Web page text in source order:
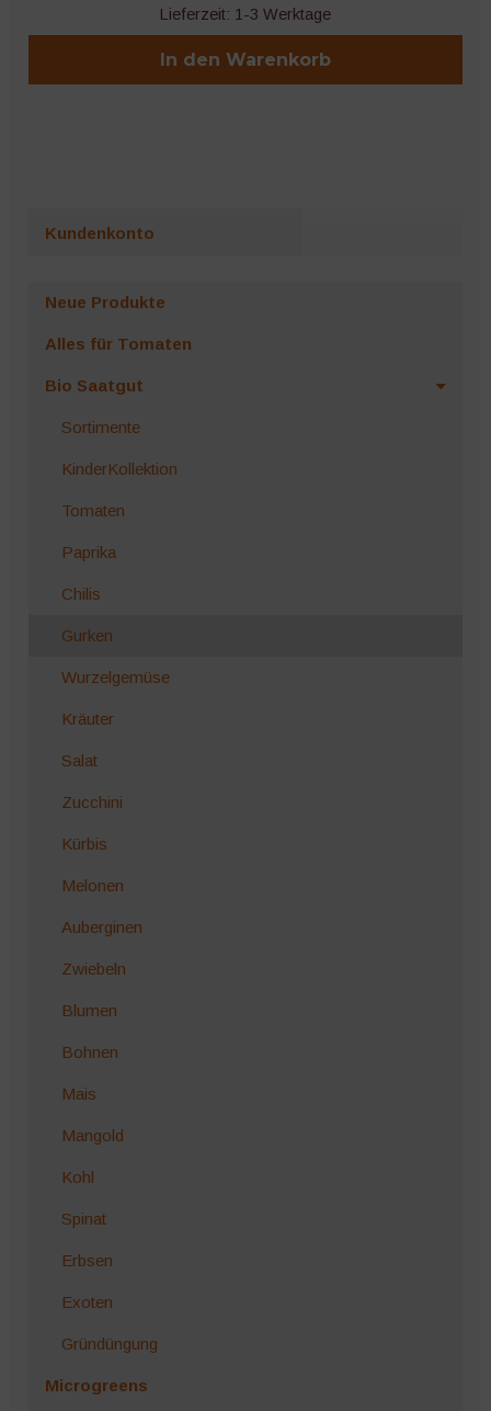
Lieferzeit: 1-3 Werktage
In den Warenkorb
Kundenkonto
Neue Produkte
Alles für Tomaten
Bio Saatgut
Sortimente
KinderKollektion
Tomaten
Paprika
Chilis
Gurken
Wurzelgemüse
Kräuter
Salat
Zucchini
Kürbis
Melonen
Auberginen
Zwiebeln
Blumen
Bohnen
Mais
Mangold
Kohl
Spinat
Erbsen
Exoten
Gründüngung
Microgreens